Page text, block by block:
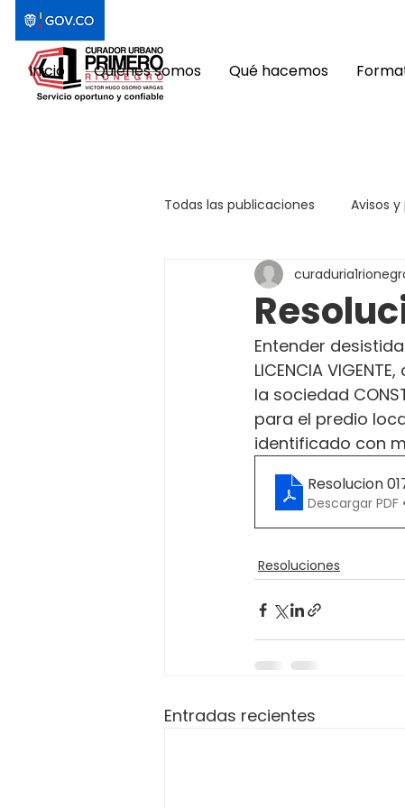
Inicio Quiénes somos Qué hacemos
Todas las publicaciones Avisos
Entender desistida
LICENCIA
la sociedad
para el predio
identificado con
Resolucion
Descargar PDF
Resoluciones
Entradas recientes